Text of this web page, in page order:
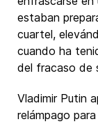
estaban
cuartel,
cuando ha
del fracaso de
Vladimir Putin
relámpago